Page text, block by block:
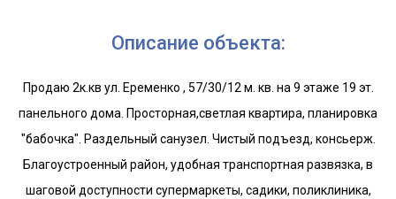
Описание объекта:
Продаю 2к.кв ул. Еременко , 57/30/12 м. кв. на 9 этаже 19 эт.
панельного дома. Просторная,светлая квартира, планировка
"бабочка". Раздельный санузел. Чистый подъезд, консьерж.
Благоустроенный район, удобная транспортная развязка, в
шаговой доступности супермаркеты, садики, поликлиника,